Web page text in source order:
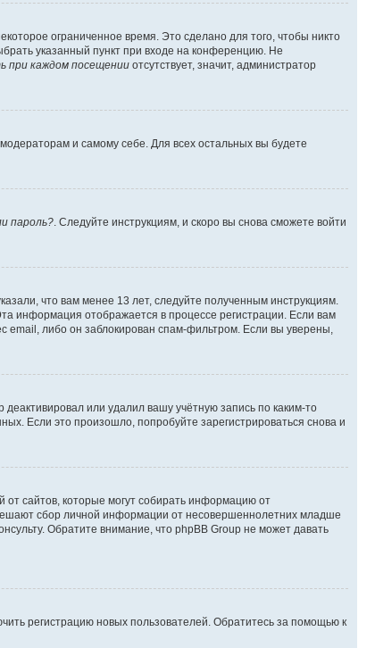
ограниченное время. Это сделано для того, чтобы никто
указанный пункт при входе на конференцию. Не
при каждом посещении отсутствует, значит, администратор
и самому себе. Для всех остальных вы будете
пароль? . Следуйте инструкциям, и скоро вы снова сможете войти
что вам менее 13 лет, следуйте полученным инструкциям.
информация отображается в процессе регистрации. Если вам
либо он заблокирован спам-фильтром. Если вы уверены,
или удалил вашу учётную запись по каким-то
Если это произошло, попробуйте зарегистрироваться снова и
сайтов, которые могут собирать информацию от
сбор личной информации от несовершеннолетних младше
Обратите внимание, что phpBB Group не может давать
регистрацию новых пользователей. Обратитесь за помощью к